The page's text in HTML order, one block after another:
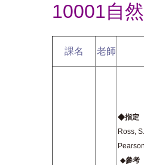
10001自
課名 老師
◆指定
Ross,
◆參考